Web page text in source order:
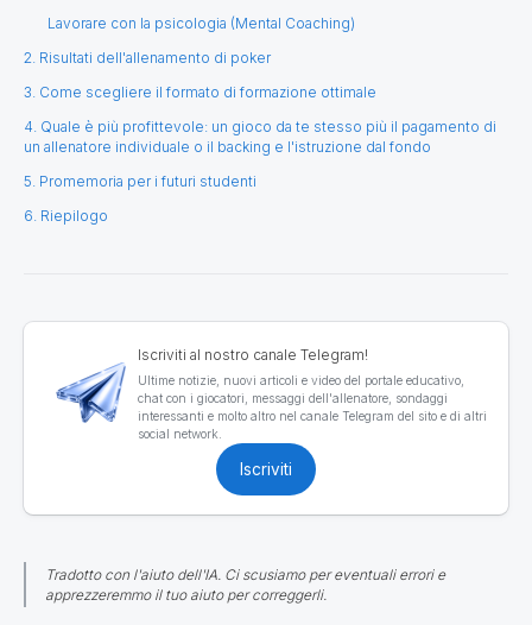
Lavorare con la psicologia (Mental Coaching)
2. Risultati dell'allenamento di poker
3. Come scegliere il formato di formazione ottimale
4. Quale è più profittevole: un gioco da te stesso più il pagamento di
un allenatore individuale o il backing e l'istruzione dal fondo
5. Promemoria per i futuri studenti
6. Riepilogo
Iscriviti al nostro canale Telegram!
Ultime notizie, nuovi articoli e video del portale educativo,
chat con i giocatori, messaggi dell'allenatore, sondaggi
interessanti e molto altro nel canale Telegram del sito e di altri
social network.
Iscriviti
Tradotto con l'aiuto dell'IA. Ci scusiamo per eventuali errori e
apprezzeremmo il tuo aiuto per correggerli.